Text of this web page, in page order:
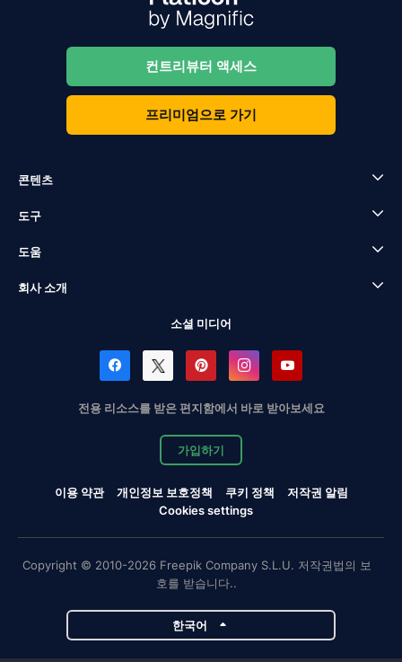
컨트리뷰터 액세스
프리미엄으로 가기
콘텐츠
도구
도움
회사 소개
소셜 미디어
전용 리소스를 받은 편지함에서 바로 받아보세요
가입하기
이용 약관 개인정보 보호정책 쿠키 정책
저작권 알림
Cookies settings
Copyright © 2010-2026 Freepik Company S.L.U. 저작권법의 보
호를 받습니다..
한국어